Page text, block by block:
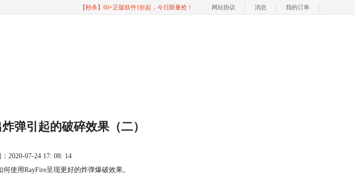
【秒杀】60+正版软件1折起，今日限量抢！ 网站协议 消息 我的订单
弹引起的破碎效果（二）
2020-07-24 17: 08: 14
使用RayFire呈现更好的炸弹爆破效果。